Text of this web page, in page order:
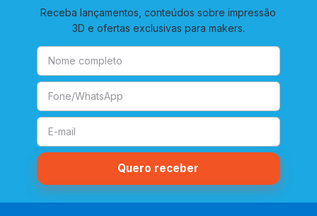
Receba lançamentos, conteúdos sobre impressão
3D e ofertas exclusivas para makers.